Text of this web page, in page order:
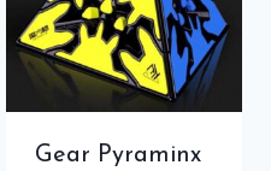
Gear Pyraminx